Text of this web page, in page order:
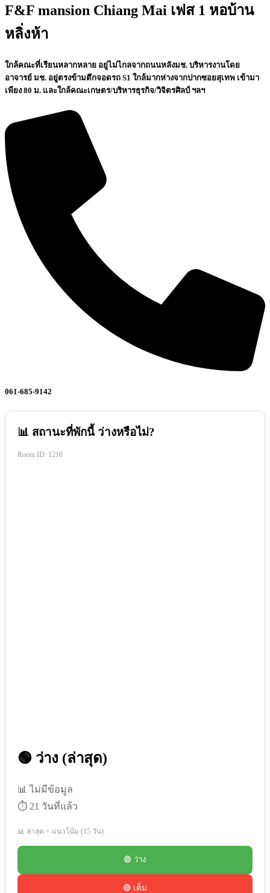
F&F mansion Chiang Mai เฟส 1 หอบ้าน
หลิ่งห้า
ใกล้คณะที่เรียนหลากหลาย อยู่ไม่ไกลจากถนนหลังมช. บริหารงานโดย
อาจารย์ มช. อยู่ตรงข้ามตึกจอดรถ S1 ใกล้มากห่างจากปากซอยสุเทพ เข้ามา
เพียง 80 ม. และใกล้คณะเกษตร/บริหารธุรกิจ/วิจิตรศิลป์ ฯลฯ
061-685-9142
📊 สถานะที่พักนี้ ว่างหรือไม่?
Room ID: 1216
🟢 ว่าง (ล่าสุด)
📊 ไม่มีข้อมูล
⏱️ 21 วันที่แล้ว
📊 ล่าสุด + แนวโน้ม (15 วัน)
🟢 ว่าง
🔴 เต็ม